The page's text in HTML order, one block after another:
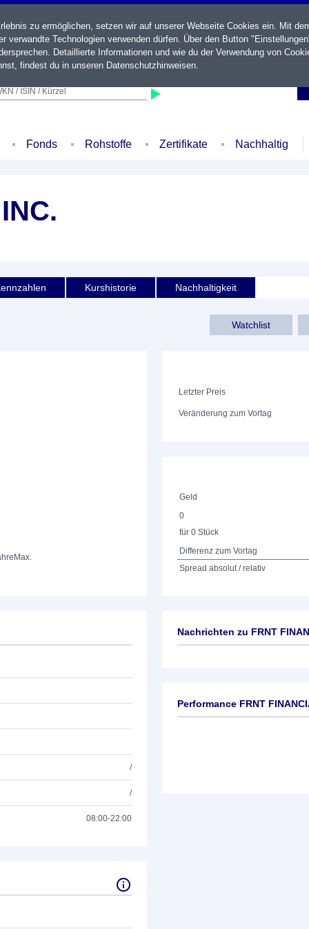
/ ISIN / Kürzel
Fonds Rohstoffe Zertifikate Nachhaltig
Kurshistorie Nachhaltigkeit
Watchlist
Max.
Letzter Preis
Veränderung zum Vortag
Geld
0
für 0 Stück
Differenz zum Vortag
Spread absolut / relativ
/
/
08:00-22:00
Nachrichten zu FRNT
Performance FRNT
zu ermöglichen, setzen wir auf unserer Webseite Cookies ein. Mit
Technologien verwenden dürfen. Über den Button
Detaillierte Informationen und wie du der Verwendung von
findest du in unseren Datenschutzhinweisen.